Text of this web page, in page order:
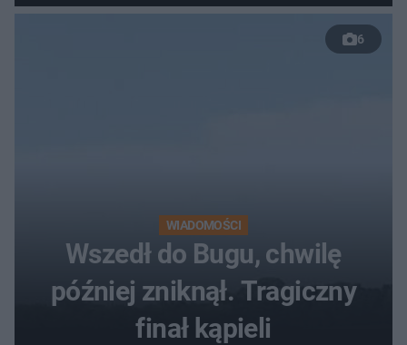
50 %!"
6
WIADOMOŚCI
Wszedł do Bugu, chwilę
później zniknął. Tragiczny
finał kąpieli